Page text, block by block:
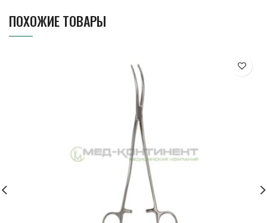
ПОХОЖИЕ ТОВАРЫ